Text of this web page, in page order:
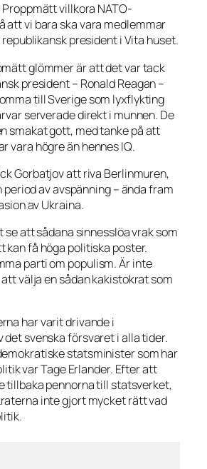
villkora NATO-
att vi bara ska vara medlemmar
president i Vita huset.
glömmer är att det var tack
president – Ronald Reagan –
till Sverige som lyxflykting
serverade direkt i munnen. De
smakat gott, med tanke på att
vara högre än hennes IQ.
Gorbatjov att riva Berlinmuren,
av avspänning – ända fram
av Ukraina.
se att sådana sinnesslöa vrak som
kan få höga politiska poster.
parti om populism. Är inte
välja en sådan kakistokrat som
har varit drivande i
det svenska försvaret i alla tider.
statsminister som har
var Tage Erlander. Efter att
tillbaka pennorna till statsverket,
inte gjort mycket rätt vad